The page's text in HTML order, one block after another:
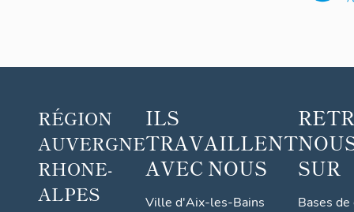
RÉGION
AUVERGNE
RHONE-
ALPES
ILS
TRAVAILLENT
AVEC NOUS
Ville d'Aix-les-Bains
SUR
Bases